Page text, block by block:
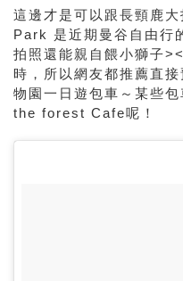
這邊才是可以跟長頸鹿
Park 是近期曼谷自由行
拍照還能親自餵小獅子
時，所以網友都推薦直
物園一日遊包車～某些
the forest Cafe呢！